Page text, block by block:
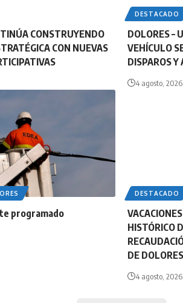
CONSTRUYENDO
CON NUEVAS
DESTACADO
DOLORES –
VEHÍCULO
DISPAROS
4 agosto, 2026
programado
DESTACADO
HISTÓRICO
DE DOLORES
4 agosto, 2026